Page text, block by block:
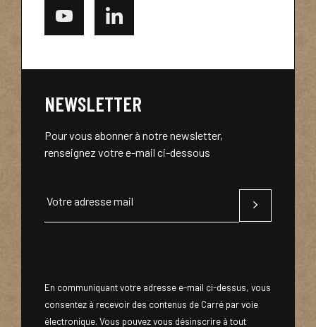
NEWSLETTER
Pour vous abonner à notre newsletter,
renseignez votre e-mail ci-dessous
Votre adresse mail
En communiquant votre adresse e-mail ci-dessus, vous
consentez à recevoir des contenus de Carré par voie
électronique. Vous pouvez vous désinscrire à tout